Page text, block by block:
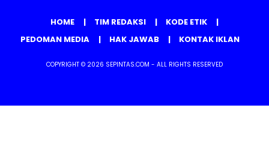
HOME TIM REDAKSI
KODE ETIK
PEDOMAN MEDIA
HAK JAWAB KONTAK IKLAN
COPYRIGHT © 2026 SEPINTAS.COM - ALL RIGHTS RESERVED